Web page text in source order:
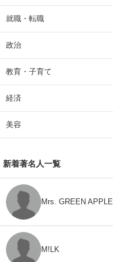
就職・転職
政治
教育・子育て
経済
美容
新着著名人一覧
Mrs. GREEN APPLE
M!LK